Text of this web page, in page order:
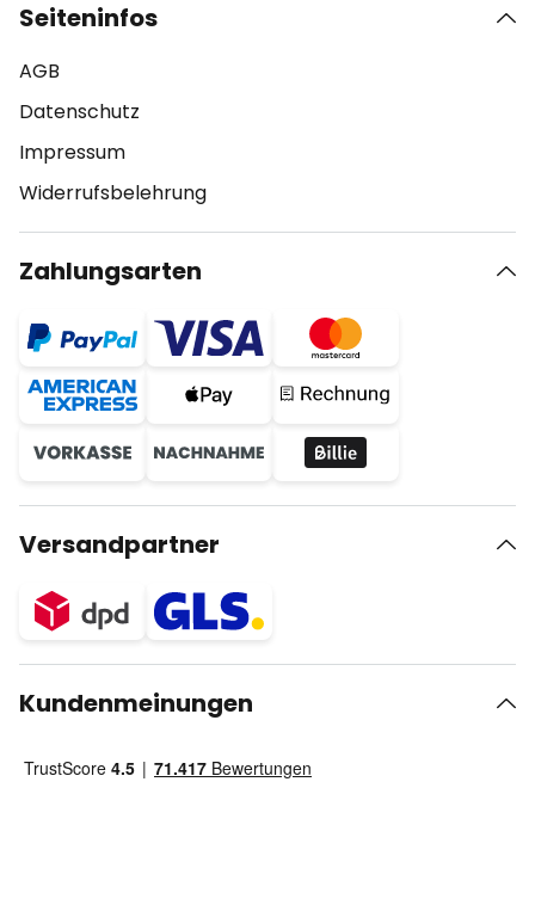
Seiteninfos
AGB
Datenschutz
Impressum
Widerrufsbelehrung
Zahlungsarten
Versandpartner
Kundenmeinungen